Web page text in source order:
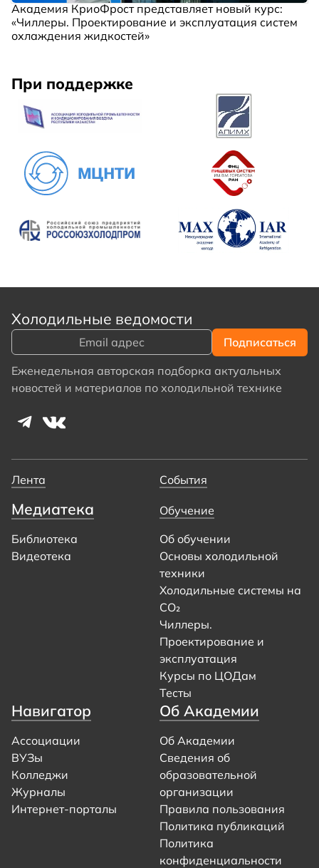
Академия КриоФрост представляет новый курс:
«Чиллеры. Проектирование и эксплуатация систем
охлаждения жидкостей»
При поддержке
Холодильные ведомости
Еженедельная авторская подборка актуальных
новостей и материалов по холодильной технике
Лента События
Медиатека
Библиотека
Видеотека
Обучение
Об обучении
Основы холодильной
техники
Холодильные системы на
CO₂
Чиллеры.
Проектирование и
эксплуатация
Курсы по ЦОДам
Тесты
Навигатор
Ассоциации
ВУЗы
Колледжи
Журналы
Интернет-порталы
Об Академии
Об Академии
Сведения об
образовательной
организации
Правила пользования
Политика публикаций
Политика
конфиденциальности